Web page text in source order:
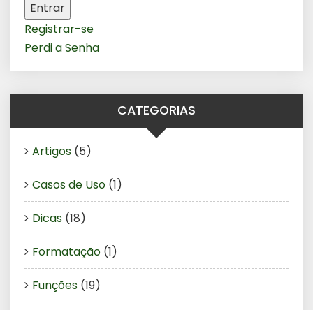
Entrar
Registrar-se
Perdi a Senha
CATEGORIAS
Artigos (5)
Casos de Uso (1)
Dicas (18)
Formatação (1)
Funções (19)